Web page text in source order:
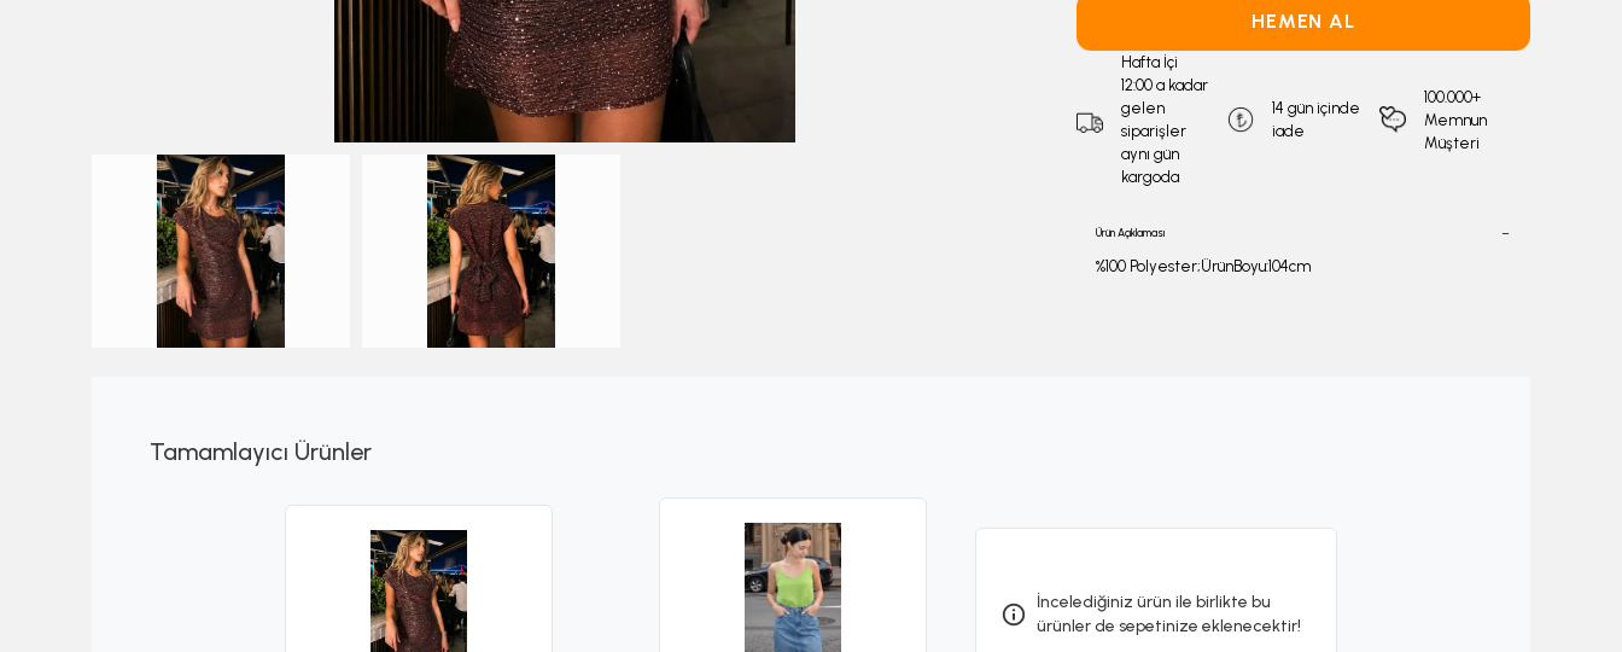
HEMEN AL
Hafta İçi
12:00 a kadar
gelen
siparişler
aynı gün
kargoda
14 gün içinde
iade
100.000+
Memnun
Müşteri
Ürün Açıklaması
%100 Polyester;ÜrünBoyu:104cm
Tamamlayıcı Ürünler
İncelediğiniz ürün ile birlikte bu
ürünler de sepetinize eklenecektir!